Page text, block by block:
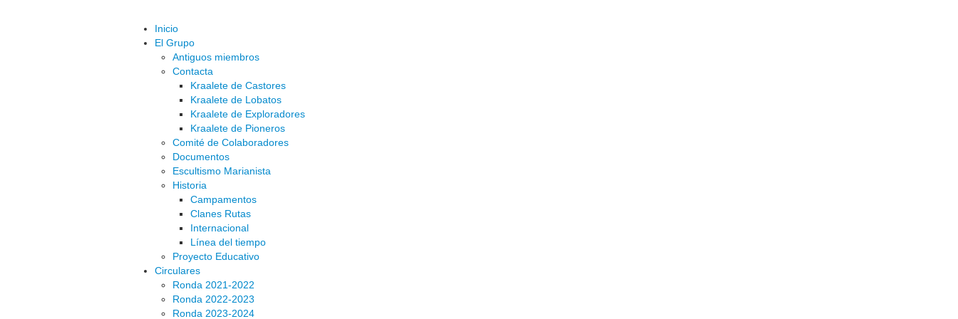
Inicio
El Grupo
Antiguos miembros
Contacta
Kraalete de Castores
Kraalete de Lobatos
Kraalete de Exploradores
Kraalete de Pioneros
Comité de Colaboradores
Documentos
Escultismo Marianista
Historia
Campamentos
Clanes Rutas
Internacional
Línea del tiempo
Proyecto Educativo
Circulares
Ronda 2021-2022
Ronda 2022-2023
Ronda 2023-2024